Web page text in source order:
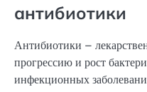
антибиотики
Антибиотики –
прогрессию и рост
инфекционных